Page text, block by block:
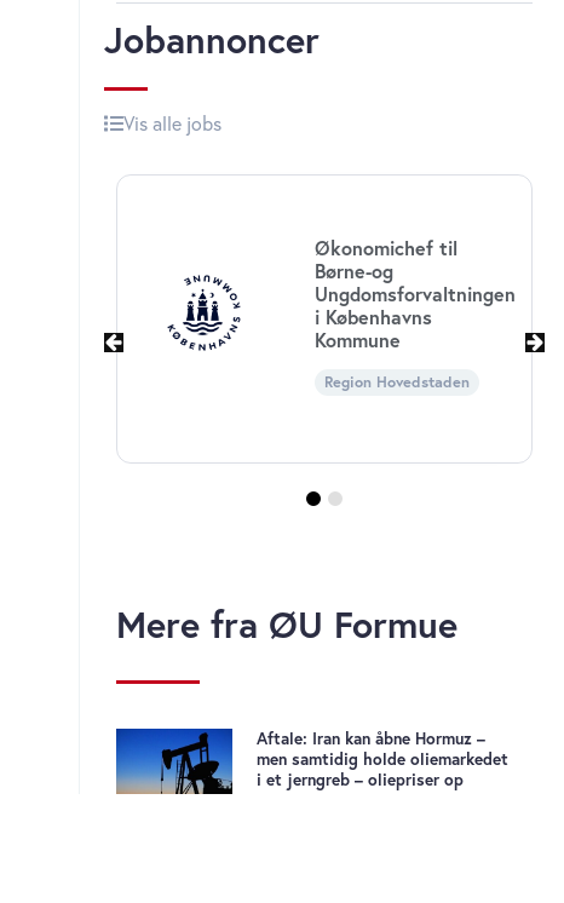
Jobannoncer
Vis alle jobs
Økonomichef til
Børne-og
Ungdomsforvaltningen
i Københavns
Kommune
Region Hovedstaden
Mere fra ØU Formue
Aftale: Iran kan åbne Hormuz –
men samtidig holde oliemarkedet
i et jerngreb – oliepriser op